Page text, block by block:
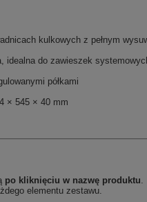
kulkowych z pełnym
idealna do zawieszek
półkami
× 545 × 40 mm
po kliknięciu w nazwę produktu.
elementu zestawu.